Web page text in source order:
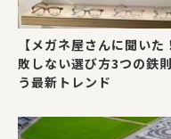
【メガネ屋さんに聞い
敗しない選び方3つの鉄
う最新トレンド